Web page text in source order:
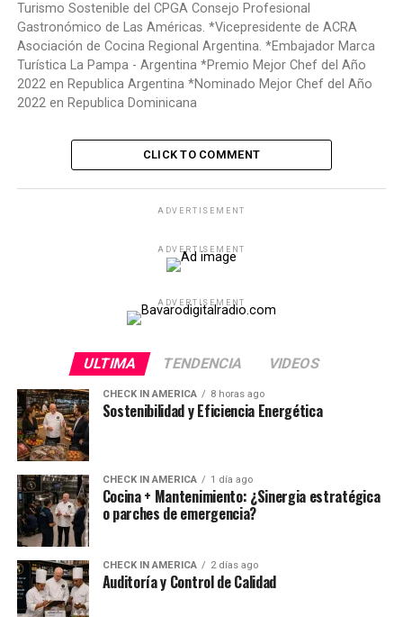
Turismo Sostenible del CPGA Consejo Profesional
Gastronómico de Las Américas. *Vicepresidente de ACRA
Asociación de Cocina Regional Argentina. *Embajador Marca
Turística La Pampa - Argentina *Premio Mejor Chef del Año
2022 en Republica Argentina *Nominado Mejor Chef del Año
2022 en Republica Dominicana
CLICK TO COMMENT
ADVERTISEMENT
ADVERTISEMENT
ADVERTISEMENT
ULTIMA TENDENCIA VIDEOS
CHECK IN AMERICA 8 horas ago
Sostenibilidad y Eficiencia Energética
CHECK IN AMERICA 1 día ago
Cocina + Mantenimiento: ¿Sinergia estratégica
o parches de emergencia?
CHECK IN AMERICA 2 días ago
Auditoría y Control de Calidad